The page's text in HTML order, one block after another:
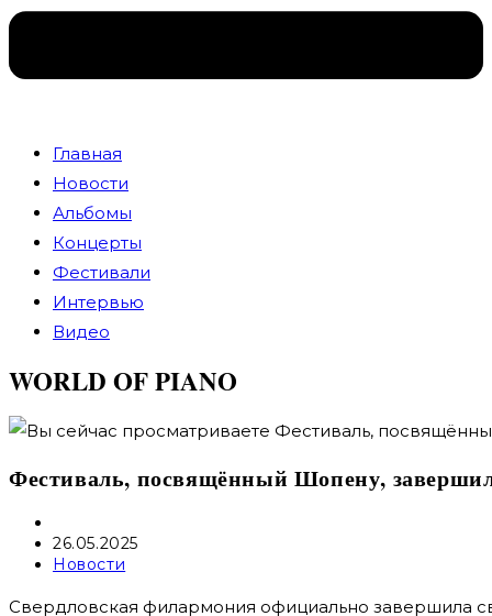
Главная
Новости
Альбомы
Концерты
Фестивали
Интервью
Видео
WORLD OF PIANO
Фестиваль, посвящённый Шопену,
записи:
Запись
опубликована:
26.05.2025
Рубрика
Новости
Свердловская филармония официально завершила